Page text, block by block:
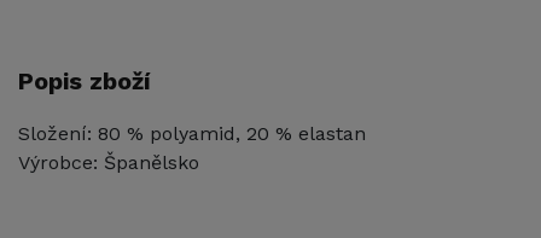
Popis zboží
Složení: 80 % polyamid, 20 % elastan
Výrobce: Španělsko